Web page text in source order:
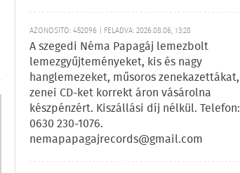
AZONOSÍTÓ: 452096 | FELADVA: 2026.08.06, 13:28
A szegedi Néma Papagáj lemezbolt
lemezgyűjteményeket, kis és nagy
hanglemezeket, műsoros zenekazettákat,
zenei CD-ket korrekt áron vásárolna
készpénzért. Kiszállási díj nélkül. Telefon:
0630 230-1076.
nemapapagajrecords@gmail.com